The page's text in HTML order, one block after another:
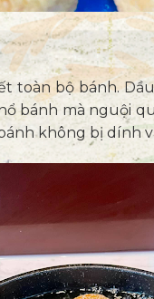
toàn bộ bánh.
bánh mà nguội
không bị dính